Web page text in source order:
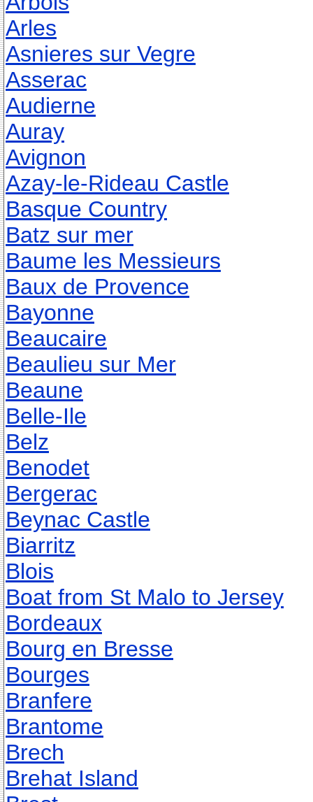
Arles
Asnieres sur Vegre
Asserac
Audierne
Auray
Avignon
Azay-le-Rideau Castle
Basque Country
Batz sur mer
Baume les Messieurs
Baux de Provence
Bayonne
Beaucaire
Beaulieu sur Mer
Beaune
Belle-Ile
Belz
Benodet
Bergerac
Beynac Castle
Biarritz
Blois
Boat from St Malo to Jersey
Bordeaux
Bourg en Bresse
Bourges
Branfere
Brantome
Brech
Brehat Island